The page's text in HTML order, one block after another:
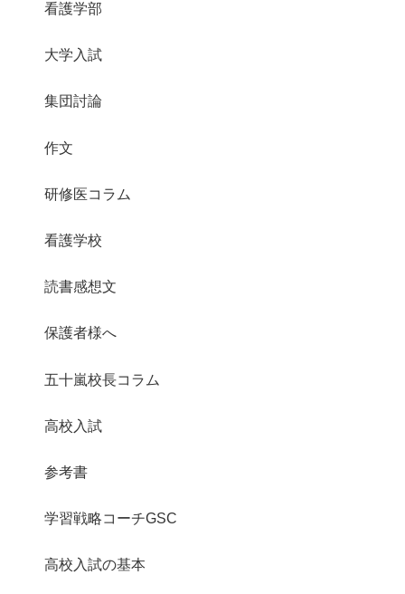
看護学部
大学入試
集団討論
作文
研修医コラム
看護学校
読書感想文
保護者様へ
五十嵐校長コラム
高校入試
参考書
学習戦略コーチGSC
高校入試の基本